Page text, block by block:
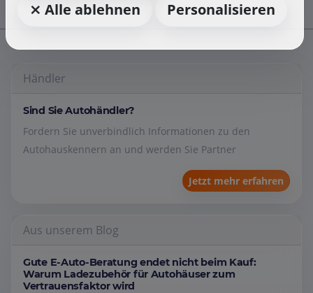
Händler
Sind Sie Autohändler?
Fordern Sie unverbindlich Informationen zu den
Autohauskennern an und werden Sie Partner
Jetzt mehr erfahren
Aus unserem Blog
Gute E-Auto-Beratung endet nicht beim Kauf:
Warum Ladezubehör für Autohäuser zum
Vertrauensfaktor wird
⨯ Alle ablehnen
Personalisieren